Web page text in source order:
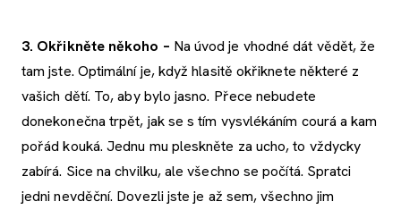
3. Okřikněte někoho – Na úvod je vhodné dát vědět, že
tam jste. Optimální je, když hlasitě okřiknete některé z
vašich dětí. To, aby bylo jasno. Přece nebudete
donekonečna trpět, jak se s tím vysvlékáním courá a kam
pořád kouká. Jednu mu pleskněte za ucho, to vždycky
zabírá. Sice na chvilku, ale všechno se počítá. Spratci
jedni nevděční. Dovezli jste je až sem, všechno jim